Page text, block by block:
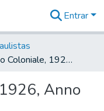
Entrar
Il Pasquino Coloniale, 1926, Anno XVIII, n. 0897
Anno